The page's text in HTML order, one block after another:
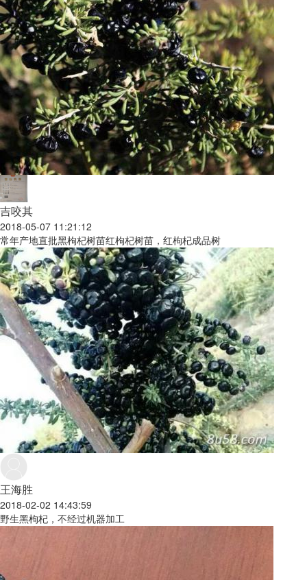
吉咬其
2018-05-07 11:21:12
常年产地直批黑枸杞树苗红枸杞树苗，红枸杞成品树
王海胜
2018-02-02 14:43:59
野生黑枸杞，不经过机器加工